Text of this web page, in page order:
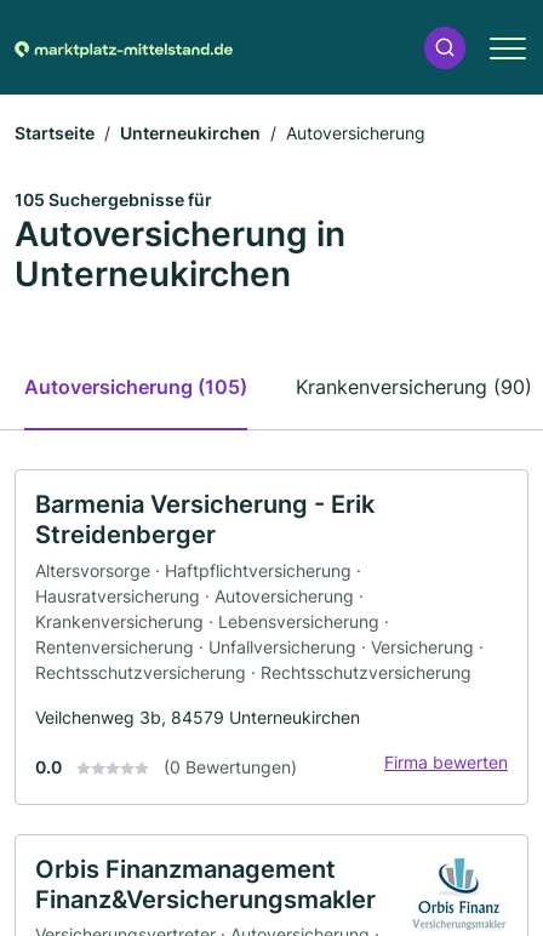
Startseite Unterneukirchen Autoversicherung
105 Suchergebnisse für
Autoversicherung in
Unterneukirchen
Autoversicherung (105) Krankenversicherung (90)
Barmenia Versicherung - Erik
Streidenberger
Altersvorsorge · Haftpflichtversicherung ·
Hausratversicherung · Autoversicherung ·
Krankenversicherung · Lebensversicherung ·
Rentenversicherung · Unfallversicherung · Versicherung ·
Rechtsschutzversicherung · Rechtsschutzversicherung
Veilchenweg 3b, 84579 Unterneukirchen
0.0 (0 Bewertungen) Firma bewerten
Orbis Finanzmanagement
Finanz&Versicherungsmakler